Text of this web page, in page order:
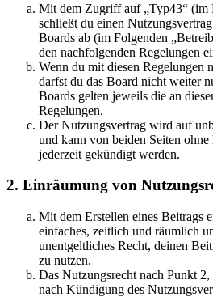
Mit dem Zugriff auf „Typ43“ (im
schließt du einen
Boards ab (im Folgenden
den nachfolgenden Regelungen
Wenn du mit diesen Regelungen
darfst du das Board nicht weiter
Boards gelten jeweils die an
Regelungen.
Der Nutzungsvertrag wird auf
und kann von beiden Seiten
jederzeit gekündigt werden.
2. Einräumung von
Mit dem Erstellen eines Beitrags
einfaches, zeitlich und räumlich
unentgeltliches Recht, deinen
zu nutzen.
Das Nutzungsrecht nach Punkt
nach Kündigung des